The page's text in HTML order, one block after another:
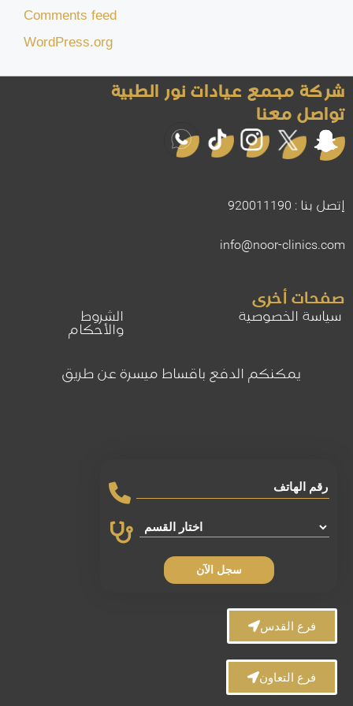
Comments feed
WordPress.org
شركة مجمع عيادات نور الطبية
تواصل معنا
إتصل بنا : 920011190
info@noor-clinics.com
صفحات أخرى
الشروط
والأحكام
سياسة الخصوصية
يمكنكم الدفع باقساط ميسرة عن طريق
سجل الآن
فرع القدس
فرع التعاون